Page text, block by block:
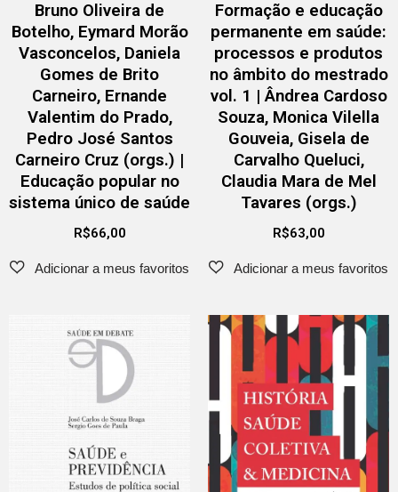
Bruno Oliveira de
Botelho, Eymard Morão
Vasconcelos, Daniela
Gomes de Brito
Carneiro, Ernande
Valentim do Prado,
Pedro José Santos
Carneiro Cruz (orgs.) |
Educação popular no
sistema único de saúde
R$66,00
Formação e educação
permanente em saúde:
processos e produtos
no âmbito do mestrado
vol. 1 | Ândrea Cardoso
Souza, Monica Vilella
Gouveia, Gisela de
Carvalho Queluci,
Claudia Mara de Mel
Tavares (orgs.)
R$63,00